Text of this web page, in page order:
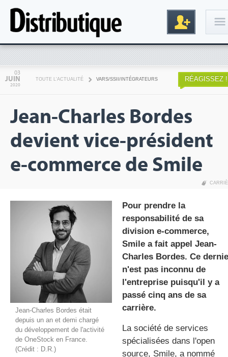
Inscription
03
JUIN
2020
TOUTE L'ACTUALITÉ VARS/SSII/INTÉGRATEURS RÉAGISSEZ !
Jean-Charles Bordes
devient vice-président
e-commerce de Smile
Jean-Charles Bordes était
depuis un an et demi chargé
du développement de l'activité
de OneStock en France.
(Crédit : D.R.)
Pour prendre la
responsabilité de sa
division e-commerce,
Smile a fait appel Jean-
Charles Bordes. Ce
n'est pas inconnu de
l'entreprise puisqu'il y a
passé cinq ans de sa
carrière.
La société de services
spécialisées dans l'open
source, Smile, a nommé